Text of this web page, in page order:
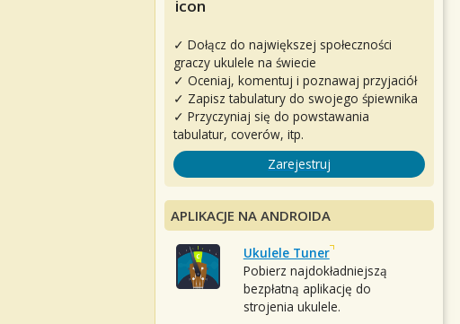
✓ Dołącz do największej społeczności
graczy ukulele na świecie
✓ Oceniaj, komentuj i poznawaj przyjaciół
✓ Zapisz tabulatury do swojego śpiewnika
✓ Przyczyniaj się do powstawania
tabulatur, coverów, itp.
Zarejestruj
APLIKACJE NA ANDROIDA
Ukulele Tuner
Pobierz najdokładniejszą
bezpłatną aplikację do
strojenia ukulele.